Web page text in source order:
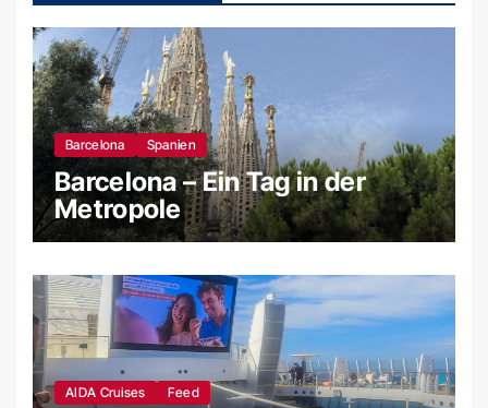
Barcelona Spanien
Barcelona – Ein Tag in der
Metropole
AIDA Cruises Feed